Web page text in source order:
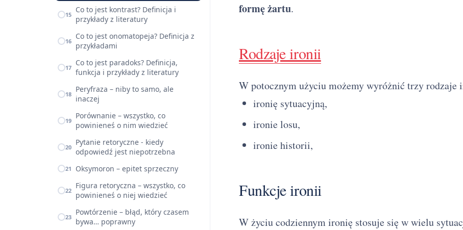
15 Co to jest kontrast? Definicja i
przykłady z literatury
16 Co to jest onomatopeja? Definicja z
przykładami
17 Co to jest paradoks? Definicja,
funkcja i przykłady z literatury
18 Peryfraza – niby to samo, ale
inaczej
19 Porównanie – wszystko, co
powinieneś o nim wiedzieć
20 Pytanie retoryczne - kiedy
odpowiedź jest niepotrzebna
21 Oksymoron – epitet sprzeczny
22 Figura retoryczna – wszystko, co
powinieneś o niej wiedzieć
23 Powtórzenie – błąd, który czasem
bywa… poprawny
formę żartu.
Rodzaje ironii
W potocznym użyciu możemy wyróżnić trzy rodzaje
ironię sytuacyjną,
ironie losu,
ironie historii,
Funkcje ironii
W życiu codziennym ironię stosuje się w wielu